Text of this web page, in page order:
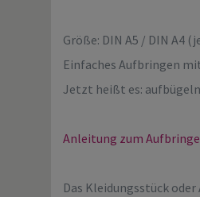
Größe: DIN A5 / DIN A4
Einfaches Aufbringen
Jetzt heißt es:
Anleitung zum
Das Kleidungsstück